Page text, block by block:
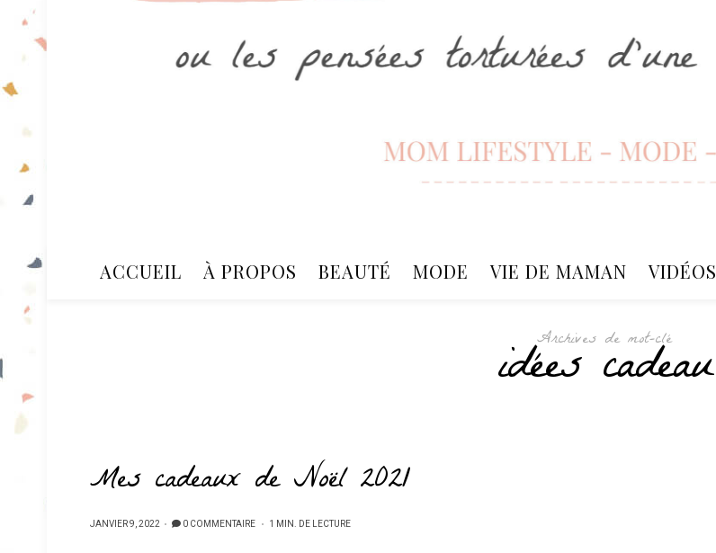
ACCUEIL À PROPOS BEAUTÉ MODE VIE DE MAMAN VIDÉOS
Archives de mot-clé
idées cadeau
Mes cadeaux de Noël 2021
PUBLIÉ
JANVIER 9, 2022 0 COMMENTAIRE 1 MIN. DE LECTURE